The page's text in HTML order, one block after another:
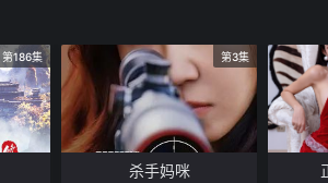
第186集 第3集
杀手妈咪